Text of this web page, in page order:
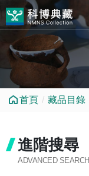
跳到中央內容區塊
首頁 藏品目錄
進階搜尋
ADVANCED SEARCH